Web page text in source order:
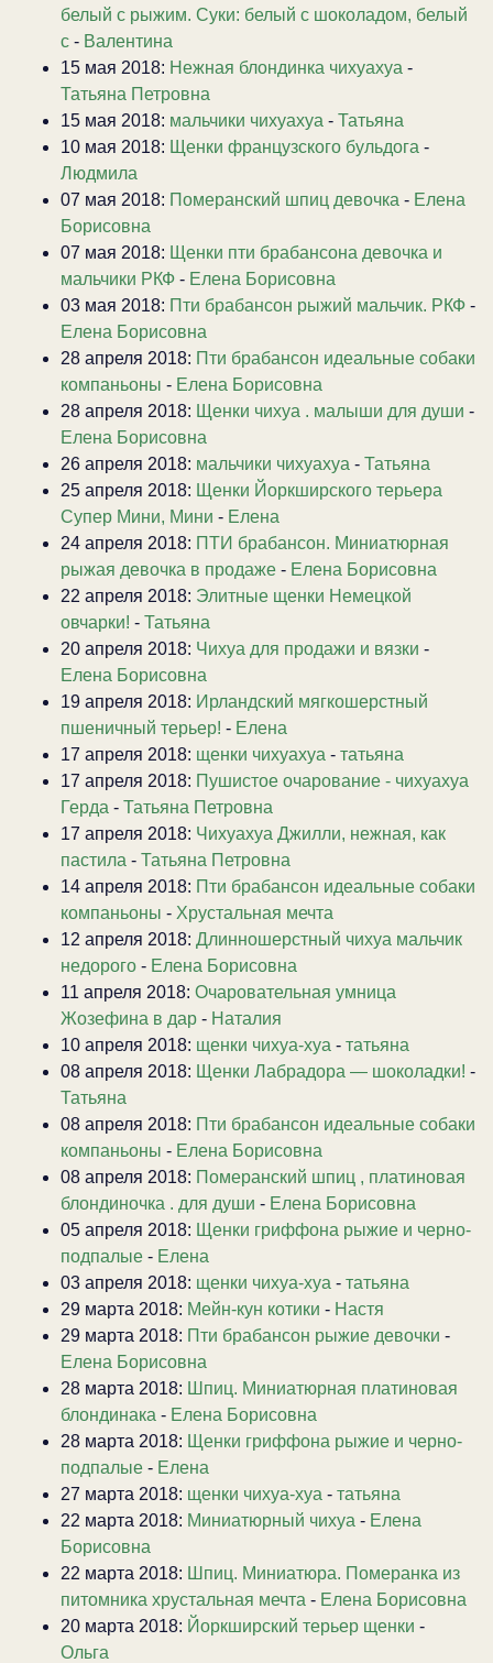
белый с рыжим. Суки: белый с шоколадом, белый
с - Валентина
15 мая 2018: Нежная блондинка чихуахуа -
Татьяна Петровна
15 мая 2018: мальчики чихуахуа - Татьяна
10 мая 2018: Щенки французского бульдога -
Людмила
07 мая 2018: Померанский шпиц девочка - Елена
Борисовна
07 мая 2018: Щенки пти брабансона девочка и
мальчики РКФ - Елена Борисовна
03 мая 2018: Пти брабансон рыжий мальчик. РКФ -
Елена Борисовна
28 апреля 2018: Пти брабансон идеальные собаки
компаньоны - Елена Борисовна
28 апреля 2018: Щенки чихуа . малыши для души -
Елена Борисовна
26 апреля 2018: мальчики чихуахуа - Татьяна
25 апреля 2018: Щенки Йоркширского терьера
Супер Мини, Мини - Елена
24 апреля 2018: ПТИ брабансон. Миниатюрная
рыжая девочка в продаже - Елена Борисовна
22 апреля 2018: Элитные щенки Немецкой
овчарки! - Татьяна
20 апреля 2018: Чихуа для продажи и вязки -
Елена Борисовна
19 апреля 2018: Ирландский мягкошерстный
пшеничный терьер! - Елена
17 апреля 2018: щенки чихуахуа - татьяна
17 апреля 2018: Пушистое очарование - чихуахуа
Герда - Татьяна Петровна
17 апреля 2018: Чихуахуа Джилли, нежная, как
пастила - Татьяна Петровна
14 апреля 2018: Пти брабансон идеальные собаки
компаньоны - Хрустальная мечта
12 апреля 2018: Длинношерстный чихуа мальчик
недорого - Елена Борисовна
11 апреля 2018: Очаровательная умница
Жозефина в дар - Наталия
10 апреля 2018: щенки чихуа-хуа - татьяна
08 апреля 2018: Щенки Лабрадора — шоколадки! -
Татьяна
08 апреля 2018: Пти брабансон идеальные собаки
компаньоны - Елена Борисовна
08 апреля 2018: Померанский шпиц , платиновая
блондиночка . для души - Елена Борисовна
05 апреля 2018: Щенки гриффона рыжие и черно-
подпалые - Елена
03 апреля 2018: щенки чихуа-хуа - татьяна
29 марта 2018: Мейн-кун котики - Настя
29 марта 2018: Пти брабансон рыжие девочки -
Елена Борисовна
28 марта 2018: Шпиц. Миниатюрная платиновая
блондинака - Елена Борисовна
28 марта 2018: Щенки гриффона рыжие и черно-
подпалые - Елена
27 марта 2018: щенки чихуа-хуа - татьяна
22 марта 2018: Миниатюрный чихуа - Елена
Борисовна
22 марта 2018: Шпиц. Миниатюра. Померанка из
питомника хрустальная мечта - Елена Борисовна
20 марта 2018: Йоркширский терьер щенки -
Ольга